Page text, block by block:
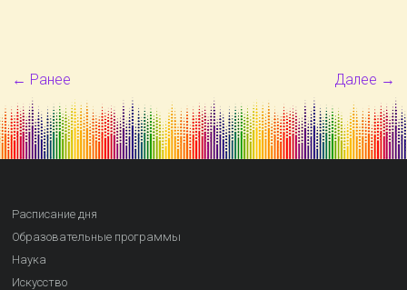
← Ранее Далее →
Расписание дня
Образовательные программы
Наука
Искусство